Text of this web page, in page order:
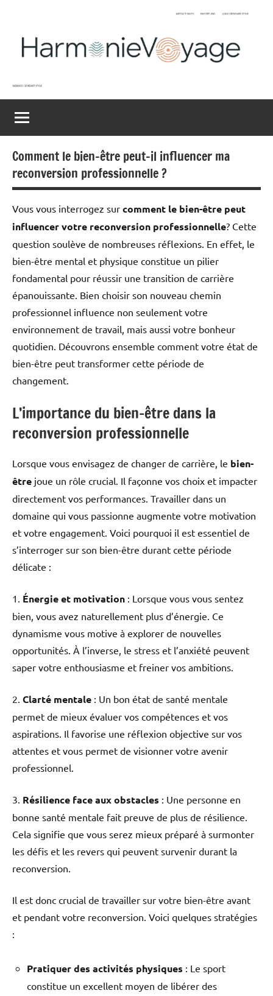
Harmonievoyage
du
monde
Comment le bien-être peut-il influencer ma
reconversion professionnelle ?
Vous vous interrogez sur comment le bien-être peut
influencer votre reconversion professionnelle? Cette
question soulève de nombreuses réflexions. En effet, le
bien-être mental et physique constitue un pilier
fondamental pour réussir une transition de carrière
épanouissante. Bien choisir son nouveau chemin
professionnel influence non seulement votre
environnement de travail, mais aussi votre bonheur
quotidien. Découvrons ensemble comment votre état de
bien-être peut transformer cette période de
changement.
L’importance du bien-être dans la
reconversion professionnelle
Lorsque vous envisagez de changer de carrière, le bien-
être joue un rôle crucial. Il façonne vos choix et impacter
directement vos performances. Travailler dans un
domaine qui vous passionne augmente votre motivation
et votre engagement. Voici pourquoi il est essentiel de
s’interroger sur son bien-être durant cette période
délicate :
1. Énergie et motivation : Lorsque vous vous sentez
bien, vous avez naturellement plus d’énergie. Ce
dynamisme vous motive à explorer de nouvelles
opportunités. À l’inverse, le stress et l’anxiété peuvent
saper votre enthousiasme et freiner vos ambitions.
2. Clarté mentale : Un bon état de santé mentale
permet de mieux évaluer vos compétences et vos
aspirations. Il favorise une réflexion objective sur vos
attentes et vous permet de visionner votre avenir
professionnel.
3. Résilience face aux obstacles : Une personne en
bonne santé mentale fait preuve de plus de résilience.
Cela signifie que vous serez mieux préparé à surmonter
les défis et les revers qui peuvent survenir durant la
reconversion.
Il est donc crucial de travailler sur votre bien-être avant
et pendant votre reconversion. Voici quelques stratégies
:
Pratiquer des activités physiques : Le sport
constitue un excellent moyen de libérer des